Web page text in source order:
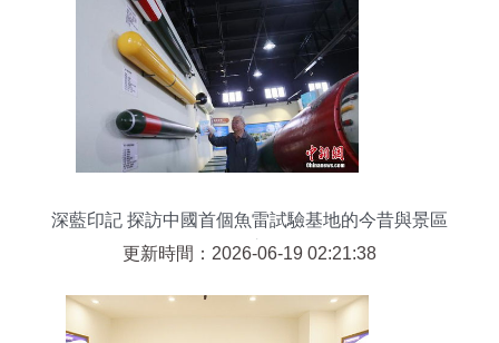
深藍印記 探訪中國首個魚雷試驗基地的今昔與景區
管理之道
更新時間：2026-06-19 02:21:38